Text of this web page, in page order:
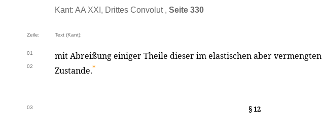
Kant: AA XXI, Drittes Convolut , Seite 330
Zeile: Text (Kant):
01 mit Abreißung einiger Theile dieser im elastischen aber vermengten
02 Zustande.*
03 § 12